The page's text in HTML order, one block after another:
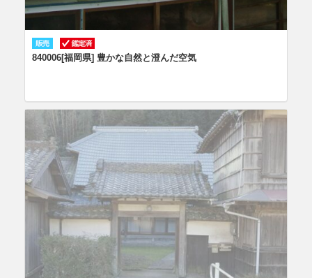
840006[福岡県] 豊かな自然と澄んだ空気